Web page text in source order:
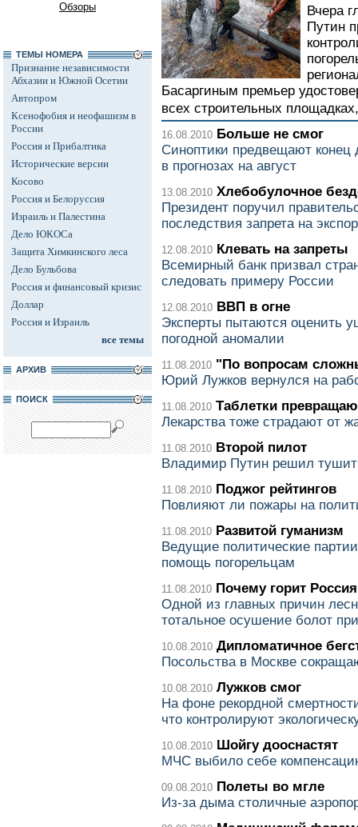
Обзоры
ТЕМЫ НОМЕРА
Признание независимости
Абхазии и Южной Осетии
Автопром
Ксенофобия и неофашизм в
России
Россия и Прибалтика
Исторические версии
Косово
Россия и Белоруссия
Израиль и Палестина
Дело ЮКОСа
Защита Химкинского леса
Дело Бульбова
Россия и финансовый кризис
Доллар
Россия и Израиль
все темы
АРХИВ
ПОИСК
Вчера
Путин
Басаргиным премьер
всех строительных
16.08.2010 Больше не смог
Синоптики предвещают конец
в прогнозах на август
13.08.2010 Хлебобулочное
Президент поручил
последствия запрета на
12.08.2010 Клевать на запреты
Всемирный банк призвал
следовать примеру России
12.08.2010 ВВП в огне
Эксперты пытаются оценить
погодной аномалии
11.08.2010 "По вопросам
Юрий Лужков вернулся на
11.08.2010 Таблетки
Лекарства тоже страдают от
11.08.2010 Второй пилот
Владимир Путин решил
11.08.2010 Поджог рейтингов
Повлияют ли пожары на
11.08.2010 Развитой гуманизм
Ведущие политические
помощь погорельцам
11.08.2010 Почему горит Россия
Одной из главных причин
тотальное осушение болот
10.08.2010 Дипломатичное
Посольства в Москве
10.08.2010 Лужков смог
На фоне рекордной
что контролируют
10.08.2010 Шойгу дооснастят
МЧС выбило себе
09.08.2010 Полеты во мгле
Из-за дыма столичные